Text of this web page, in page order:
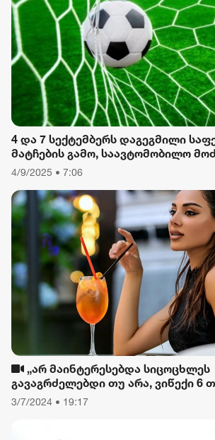
ფორმულა
რიონი
4 და 7 სექტემბერს დაგეგმილი
მატჩების გამო, საავტომობილო
შეიზღუდება
4/9/2025 • 7:06
„არ მაინტერესებდა სიცოცხლეს
გავაგრძელებდი თუ არა, ვიწექი 6
დავიწყებული მქონდა კვება,
3/7/2024 • 19:17